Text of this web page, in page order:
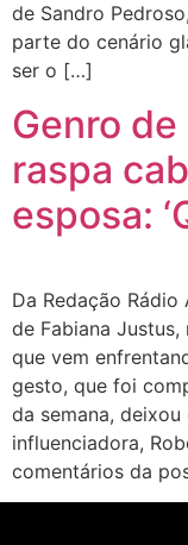
de Sandro
parte do cenário
ser o […]
Genro
raspa
esposa:
Da Redação Rádio
de Fabiana
que vem
gesto, que foi
da semana,
influenciadora,
comentários da